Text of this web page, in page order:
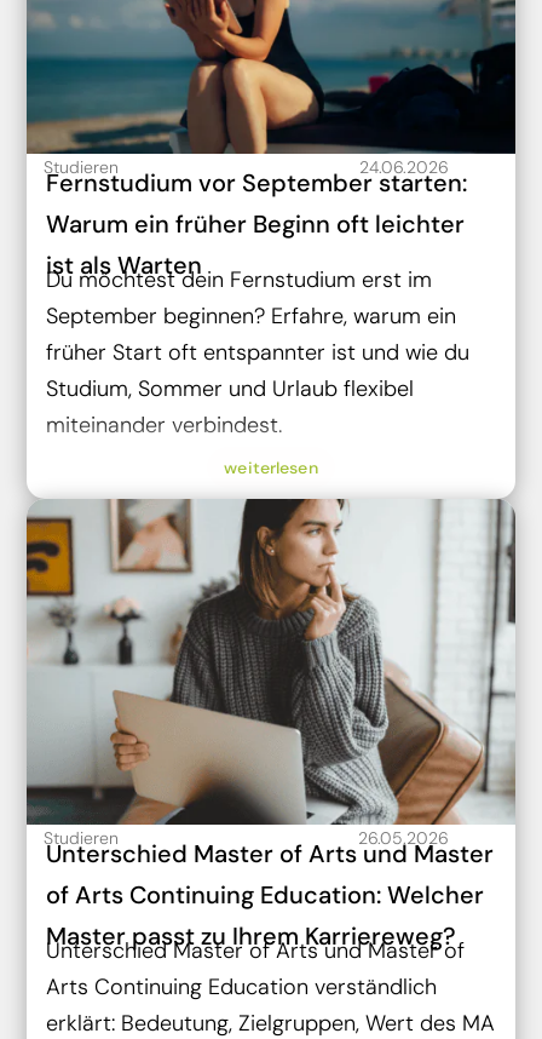
Studieren 24.06.2026
Fernstudium vor September starten:
Warum ein früher Beginn oft leichter
ist als Warten
Du möchtest dein Fernstudium erst im
September beginnen? Erfahre, warum ein
früher Start oft entspannter ist und wie du
Studium, Sommer und Urlaub flexibel
miteinander verbindest.
weiterlesen
Studieren 26.05.2026
Unterschied Master of Arts und Master
of Arts Continuing Education: Welcher
Master passt zu Ihrem Karriereweg?
Unterschied Master of Arts und Master of
Arts Continuing Education verständlich
erklärt: Bedeutung, Zielgruppen, Wert des MA